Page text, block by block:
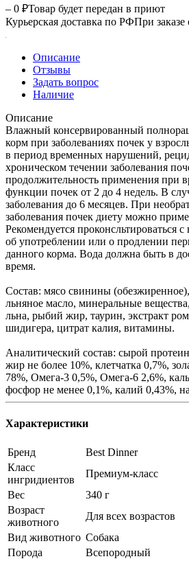
– 0 ₽Товар будет передан в приют
Курьерская доставка по РФПри заказе
Описание
Отзывы
Задать вопрос
Наличие
Описание
Влажный консервированный
корм при заболеваниях почек у
в период временных нарушений,
хроническом течении заболевания
продолжительность применения при
функции почек от 2 до 4 недель. В
заболевания до 6 месяцев. При
заболевания почек диету можно
Рекомендуется проконсльтироваться
об употреблении или о продлении
данного корма. Вода должна быть в
время.
Состав: мясо свинины
льняное масло, минеральные
льна, рыбий жир, таурин, экстракт
шидигера, цитрат калия, витамины.
Аналитический состав: сырой
жир не более 10%, клетчатка 0,7%,
78%, Омега-3 0,5%, Омега-6 2,6%,
фосфор не менее 0,1%, калий 0,43%,
Характеристики
Бренд
Best Dinner
Класс
ингридиентов
Премиум-класс
Вес
340 г
Возраст
животного
Для всех возрастов
Вид животного Собака
Порода
Всепородный